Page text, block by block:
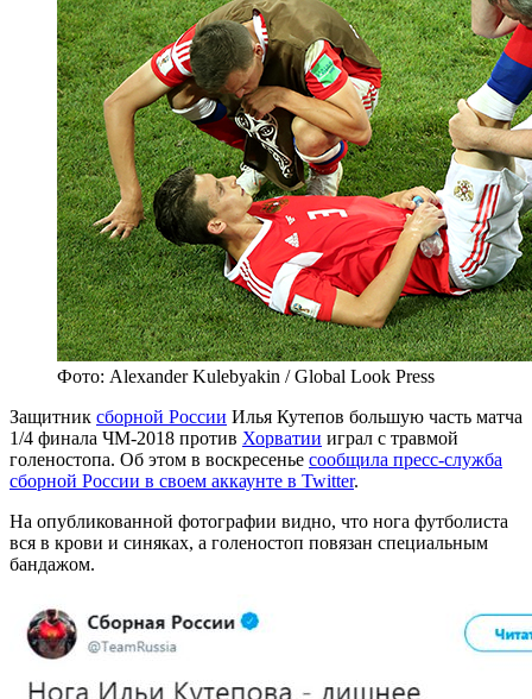
Фото: Alexander Kulebyakin / Global Look Press
Защитник сборной России Илья Кутепов большую часть матча
1/4 финала ЧМ-2018 против Хорватии играл с травмой
голеностопа. Об этом в воскресенье сообщила пресс-служба
сборной России в своем аккаунте в Twitter.
На опубликованной фотографии видно, что нога футболиста
вся в крови и синяках, а голеностоп повязан специальным
бандажом.